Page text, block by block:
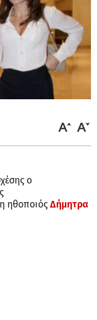
ο
ηθοποιός Δήμητρα